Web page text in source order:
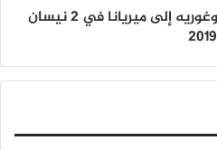
رسالة مريم العذراء في مديوغوريه إلى ميريانا في 2 نيسان
2019